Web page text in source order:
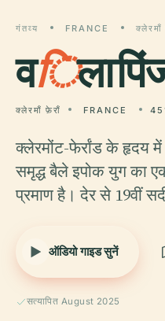
गंतव्य FRANCE क्लेरमाँ
विला
क्लेरमाँ फ़ेराँ FRANCE
क्लेरमोंट-फेर्रांड के हृदय
समृद्ध बैले इपोक युग का
प्रमाण है। देर से 19वीं
ऑडियो गाइड सुनें
सत्यापित August 2025